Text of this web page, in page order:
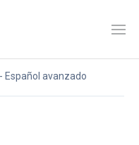
Español avanzado